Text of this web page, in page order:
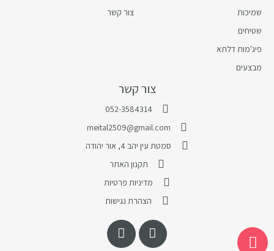
צור קשר
052-3584314
meital2509@gmail.com
סמטת עין יהב 4, אור יהודה
תקנון האתר
מדיניות פרטיות
הצהרת נגישות
צור קשר
שמיכות
שטיחים
פיג'מות דלתא
מבצעים